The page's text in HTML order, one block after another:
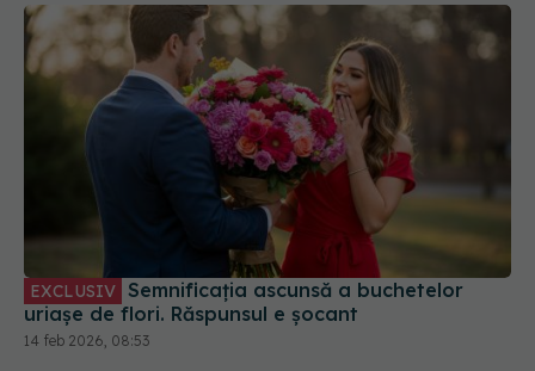
EXCLUSIV
uriașe de flori. Răspunsul e șocant
14 feb 2026, 08:53